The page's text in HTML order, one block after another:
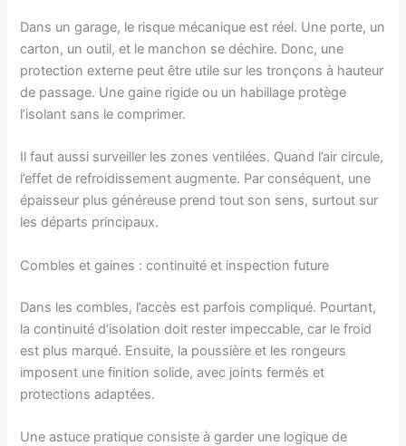
Dans un garage, le risque mécanique est réel. Une porte, un
carton, un outil, et le manchon se déchire. Donc, une
protection externe peut être utile sur les tronçons à hauteur
de passage. Une gaine rigide ou un habillage protège
l’isolant sans le comprimer.
Il faut aussi surveiller les zones ventilées. Quand l’air circule,
l’effet de refroidissement augmente. Par conséquent, une
épaisseur plus généreuse prend tout son sens, surtout sur
les départs principaux.
Combles et gaines : continuité et inspection future
Dans les combles, l’accès est parfois compliqué. Pourtant,
la continuité d’isolation doit rester impeccable, car le froid
est plus marqué. Ensuite, la poussière et les rongeurs
imposent une finition solide, avec joints fermés et
protections adaptées.
Une astuce pratique consiste à garder une logique de